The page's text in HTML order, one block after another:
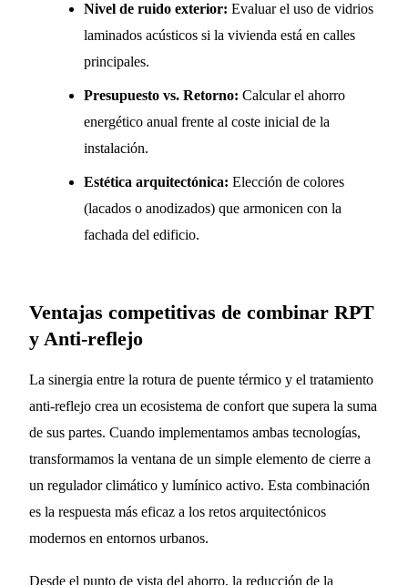
Nivel de ruido exterior: Evaluar el uso de vidrios
laminados acústicos si la vivienda está en calles
principales.
Presupuesto vs. Retorno: Calcular el ahorro
energético anual frente al coste inicial de la
instalación.
Estética arquitectónica: Elección de colores
(lacados o anodizados) que armonicen con la
fachada del edificio.
Ventajas competitivas de combinar RPT
y Anti-reflejo
La sinergia entre la rotura de puente térmico y el tratamiento
anti-reflejo crea un ecosistema de confort que supera la suma
de sus partes. Cuando implementamos ambas tecnologías,
transformamos la ventana de un simple elemento de cierre a
un regulador climático y lumínico activo. Esta combinación
es la respuesta más eficaz a los retos arquitectónicos
modernos en entornos urbanos.
Desde el punto de vista del ahorro, la reducción de la